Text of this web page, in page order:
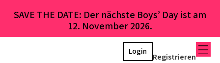
SAVE THE DATE: Der nächste Boys’ Day ist am
12. November 2026.
Registrieren
Login